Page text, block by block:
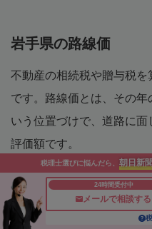
岩手県の路線価
不動産の相続税や贈与税
です。路線価とは、その年
いう位置づけで、道路に
評価額です。
2021年における岩手県の
ました。岩手県には9つの
している地域の最高路線
税理士選びに悩んだら、 朝日新
24時間受付中
メールで相談する